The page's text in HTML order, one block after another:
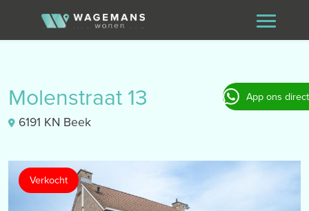
App ons direct
Molenstraat 13
6191 KN Beek
Verkocht